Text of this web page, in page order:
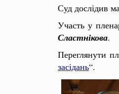
Суд дослідив
Участь у
Сластнікова.
Переглянути
засідань“.